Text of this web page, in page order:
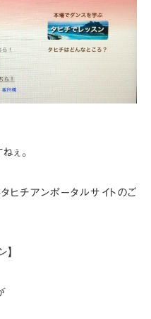
ぇ。
タヒチアンポータルサイトのご